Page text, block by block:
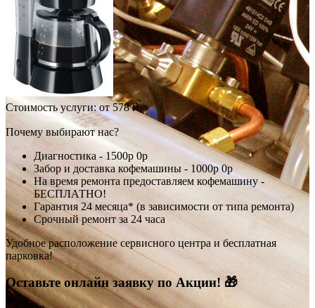
Стоимость услуги:от 578 ₽
Почему выбирают нас?
Диагностика - 1500р 0р
Забор и доставка кофемашины - 1000р0р
На время ремонта предоставляем кофемашину -
БЕСПЛАТНО!
Гарантия 24 месяца* (в зависимости от типа ремонта)
Срочный ремонт за 24 часа
Удобное расположение сервисного центра и бесплатная
парковка!
Оставьте онлайн заявку по Акции! 🎁